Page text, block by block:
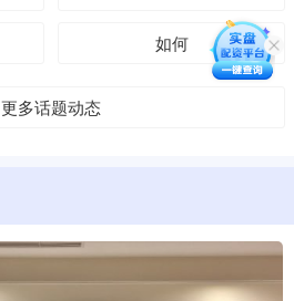
如何
更多话题动态